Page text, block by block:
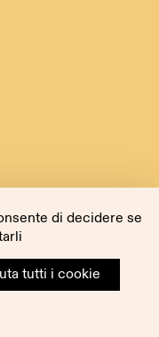
di decidere se
tutti i cookie